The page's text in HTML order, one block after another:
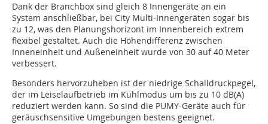
Dank der Branchbox sind gleich 8 Innengeräte an ein
System anschließbar, bei City Multi-Innengeräten sogar bis
zu 12, was den Planungshorizont im Innenbereich extrem
flexibel gestaltet. Auch die Höhendifferenz zwischen
Inneneinheit und Außeneinheit wurde von 30 auf 40 Meter
verbessert.
Besonders hervorzuheben ist der niedrige Schalldruckpegel,
der im Leiselaufbetrieb im Kühlmodus um bis zu 10 dB(A)
reduziert werden kann. So sind die PUMY-Geräte auch für
geräuschsensitive Umgebungen bestens geeignet.